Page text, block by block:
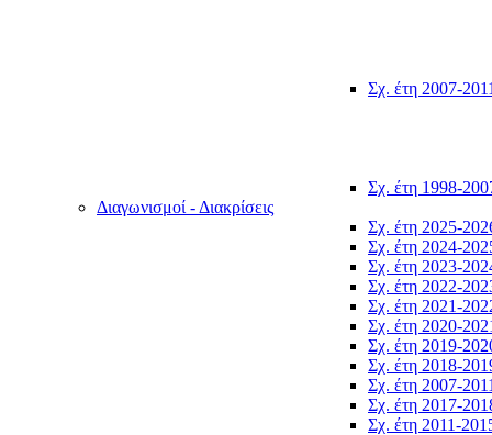
Σχ. έτη 2007-
Σχ. έτη 1998-
Διαγωνισμοί - Διακρίσεις
Σχ. έτη 2025-
Σχ. έτη 2024-
Σχ. έτη 2023-
Σχ. έτη 2022-
Σχ. έτη 2021-
Σχ. έτη 2020-
Σχ. έτη 2019-
Σχ. έτη 2018-
Σχ. έτη 2007-
Σχ. έτη 2017-
Σχ. έτη 2011-